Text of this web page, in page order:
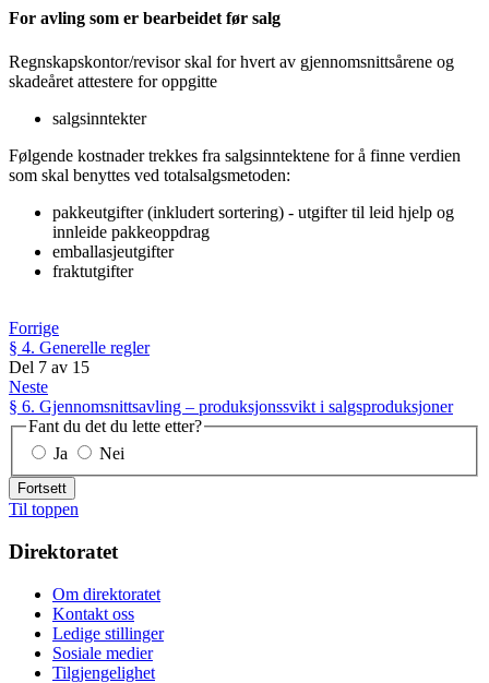
For avling som er bearbeidet før salg
Regnskapskontor/revisor skal for hvert av gjennomsnittsårene og
skadeåret attestere for oppgitte
salgsinntekter
Følgende kostnader trekkes fra salgsinntektene for å finne verdien
som skal benyttes ved totalsalgsmetoden:
pakkeutgifter (inkludert sortering) - utgifter til leid hjelp og
innleide pakkeoppdrag
emballasjeutgifter
fraktutgifter
Forrige
§ 4. Generelle regler
Del 7 av 15
Neste
§ 6. Gjennomsnittsavling – produksjonssvikt i salgsproduksjoner
Fant du det du lette etter?
Ja
Nei
Fortsett
Til toppen
Direktoratet
Om direktoratet
Kontakt oss
Ledige stillinger
Sosiale medier
Tilgjengelighet